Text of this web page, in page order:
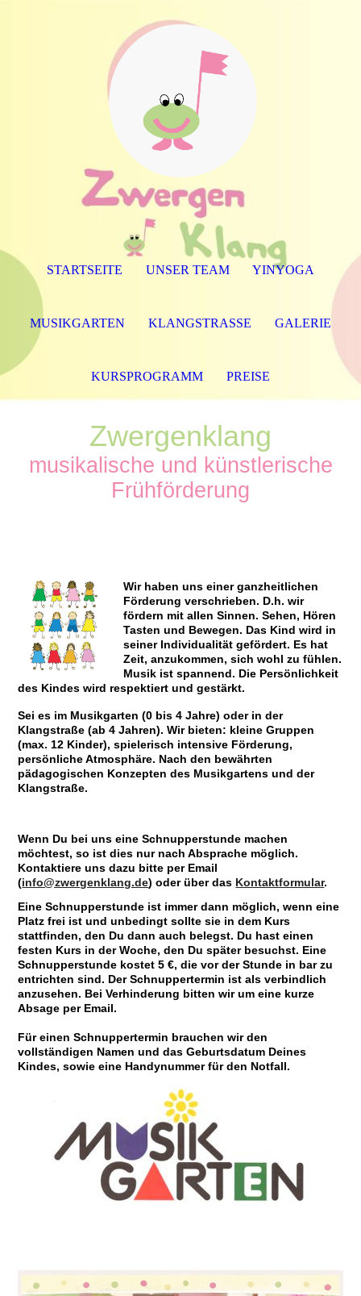
Zwergenklang
musikalische und künstlerische
Frühförderung
Wir haben uns einer ganzheitlichen
Förderung verschrieben. D.h. wir
fördern mit allen Sinnen. Sehen, Hören
Tasten und Bewegen. Das Kind wird in
seiner Individualität gefördert. Es hat
Zeit, anzukommen, sich wohl zu fühlen.
Musik ist spannend. Die Persönlichkeit
des Kindes wird respektiert und gestärkt.
Sei es im Musikgarten (0 bis 4 Jahre) oder in der
Klangstraße (ab 4 Jahren). Wir bieten: kleine Gruppen
(max. 12 Kinder), spielerisch intensive Förderung,
persönliche Atmosphäre. Nach den bewährten
pädagogischen Konzepten des Musikgartens und der
Klangstraße.
Wenn Du bei uns eine Schnupperstunde machen
möchtest, so ist dies nur nach Absprache möglich.
Kontaktiere uns dazu bitte per Email
(info@zwergenklang.de) oder über das Kontaktformular.
Eine Schnupperstunde ist immer dann möglich, wenn eine
Platz frei ist und unbedingt sollte sie in dem Kurs
stattfinden, den Du dann auch belegst. Du hast einen
festen Kurs in der Woche, den Du später besuchst. Eine
Schnupperstunde kostet 5 €, die vor der Stunde in bar zu
entrichten sind. Der Schnuppertermin ist als verbindlich
anzusehen. Bei Verhinderung bitten wir um eine kurze
Absage per Email.
Für einen Schnuppertermin brauchen wir den
vollständigen Namen und das Geburtsdatum Deines
Kindes, sowie eine Handynummer für den Notfall.
STARTSEITE UNSER TEAM YINYOGA
MUSIKGARTEN KLANGSTRASSE GALERIE
KURSPROGRAMM PREISE